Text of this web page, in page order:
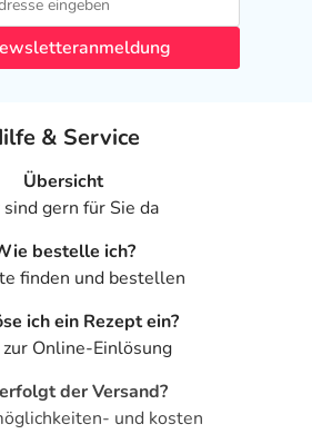
Eventuell ist ein Abstillen in
Sie mit Ihrem Arzt oder
Anwendung bei einer
birgt.
wie:
& Service
Übersicht
gern für Sie da
bestelle ich?
finden und bestellen
ich ein Rezept ein?
Online-Einlösung
der Versand?
und kosten